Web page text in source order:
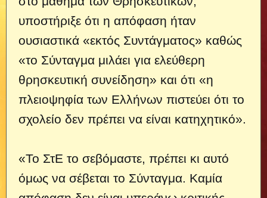
υποστήριξε ότι η απόφαση ήταν
ουσιαστικά «εκτός Συντάγματος» καθώς
«το Σύνταγμα μιλάει για ελεύθερη
θρησκευτική συνείδηση» και ότι «η
πλειοψηφία των Ελλήνων πιστεύει ότι το
σχολείο δεν πρέπει να είναι κατηχητικό».
«Το ΣτΕ το σεβόμαστε, πρέπει κι αυτό
όμως να σέβεται το Σύνταγμα. Καμία